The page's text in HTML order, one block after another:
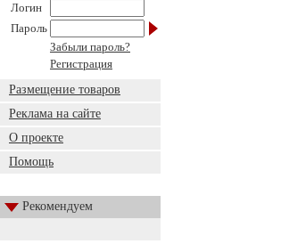
Логин
Пароль
Забыли пароль?
Регистрация
Размещение товаров
Реклама на сайте
О проекте
Помощь
Рекомендуем